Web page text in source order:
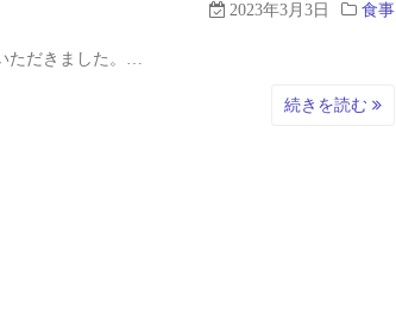
2023年3月3日 食事
ただきました。…
続きを読む